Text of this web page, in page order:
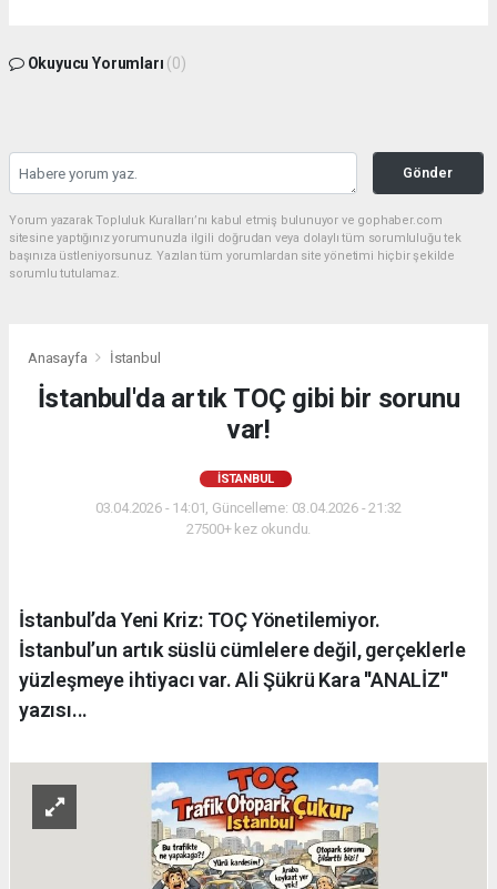
Okuyucu Yorumları (0)
Gönder
Yorum yazarak Topluluk Kuralları’nı kabul etmiş bulunuyor ve gophaber.com
sitesine yaptığınız yorumunuzla ilgili doğrudan veya dolaylı tüm sorumluluğu tek
başınıza üstleniyorsunuz. Yazılan tüm yorumlardan site yönetimi hiçbir şekilde
sorumlu tutulamaz.
Anasayfa İstanbul
İstanbul'da artık TOÇ gibi bir sorunu
var!
İSTANBUL
03.04.2026 - 14:01, Güncelleme: 03.04.2026 - 21:32
27500+ kez okundu.
İstanbul’da Yeni Kriz: TOÇ Yönetilemiyor.
İstanbul’un artık süslü cümlelere değil, gerçeklerle
yüzleşmeye ihtiyacı var. Ali Şükrü Kara ''ANALİZ''
yazısı...